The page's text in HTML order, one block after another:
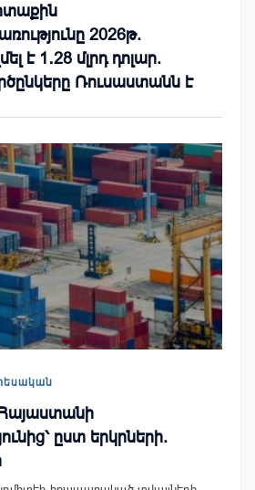
2026թ.
է 1․28 մլրդ դոլար.
Ռուսաստանն է
ըստ երկրների.